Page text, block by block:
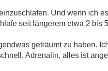
Und wenn ich
seit längerem etwa 2 bis
geträumt zu haben.
Adrenalin, alles ist